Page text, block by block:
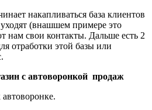
накапливаться база клиентов
(внашшем примере это
нам свои контакты. Дальше есть 2
отработки этой базы или
с автоворонкой продаж